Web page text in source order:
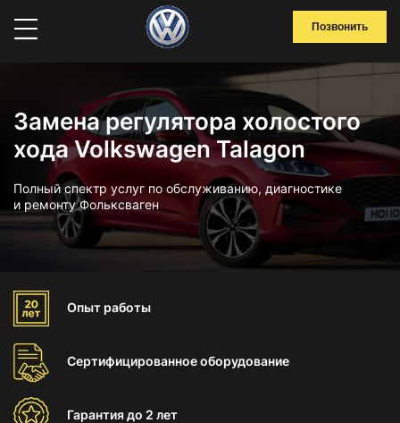
Позвонить
Замена регулятора холостого
хода Volkswagen Talagon
Полный спектр услуг по обслуживанию, диагностике
и ремонту Фольксваген
Опыт работы
Сертифицированноеоборудование
Гарантиядо 2 лет